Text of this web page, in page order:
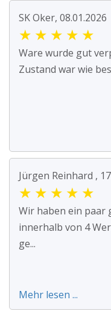
SK Oker, 08.01.2026
★ ★ ★ ★ ★
Ware wurde gut
Zustand war wie
Jürgen Reinhard ,
★ ★ ★ ★ ★
Wir haben ein paar
innerhalb von 4
ge...
Mehr lesen ...